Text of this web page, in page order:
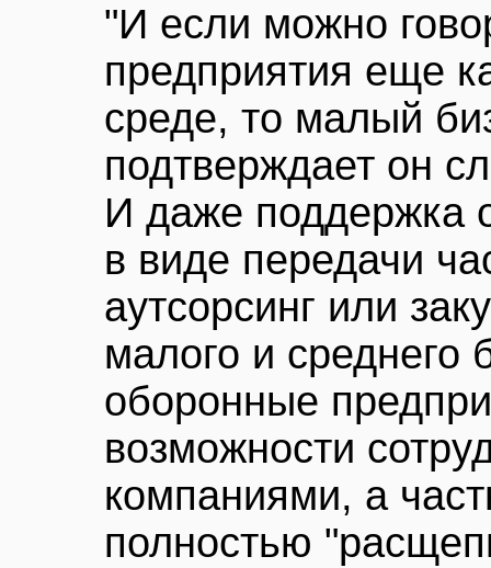
"И если можно
предприятия еще
среде, то малый
подтверждает он
И даже поддержка
в виде передачи
аутсорсинг или
малого и среднего
оборонные
возможности
компаниями, а
полностью